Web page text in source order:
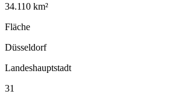
34.110 km²
Fläche
Düsseldorf
Landeshauptstadt
31